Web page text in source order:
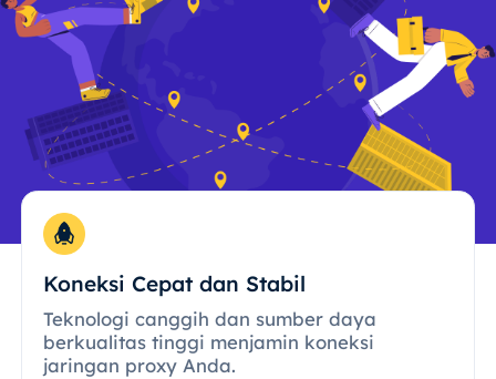
Koneksi Cepat dan Stabil
Teknologi canggih dan sumber daya
berkualitas tinggi menjamin koneksi
jaringan proxy Anda.